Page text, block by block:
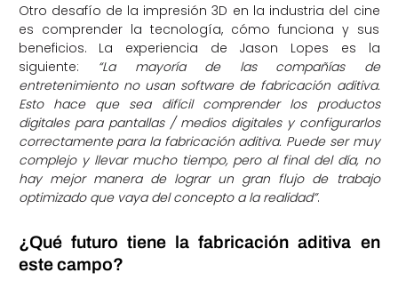
Otro desafío de la impresión 3D en la industria del cine
es comprender la tecnología, cómo funciona y sus
beneficios. La experiencia de Jason Lopes es la
siguiente: “La mayoría de las compañías de
entretenimiento no usan software de fabricación aditiva.
Esto hace que sea difícil comprender los productos
digitales para pantallas / medios digitales y configurarlos
correctamente para la fabricación aditiva. Puede ser muy
complejo y llevar mucho tiempo, pero al final del día, no
hay mejor manera de lograr un gran flujo de trabajo
optimizado que vaya del concepto a la realidad”.
¿Qué futuro tiene la fabricación aditiva en
este campo?